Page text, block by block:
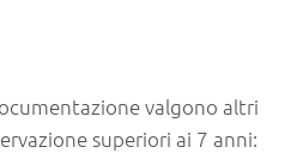
valgono altri
superiori ai 7 anni: